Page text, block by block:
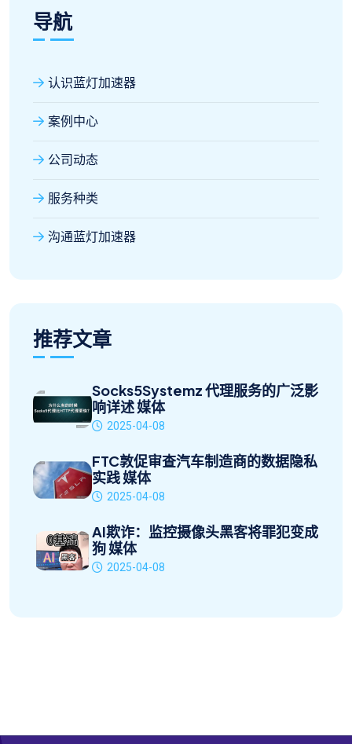
导航
认识蓝灯加速器
案例中心
公司动态
服务种类
沟通蓝灯加速器
推荐文章
Socks5Systemz 代理服务的广泛影
响详述 媒体
2025-04-08
FTC敦促审查汽车制造商的数据隐私
实践 媒体
2025-04-08
AI欺诈：监控摄像头黑客将罪犯变成
狗 媒体
2025-04-08